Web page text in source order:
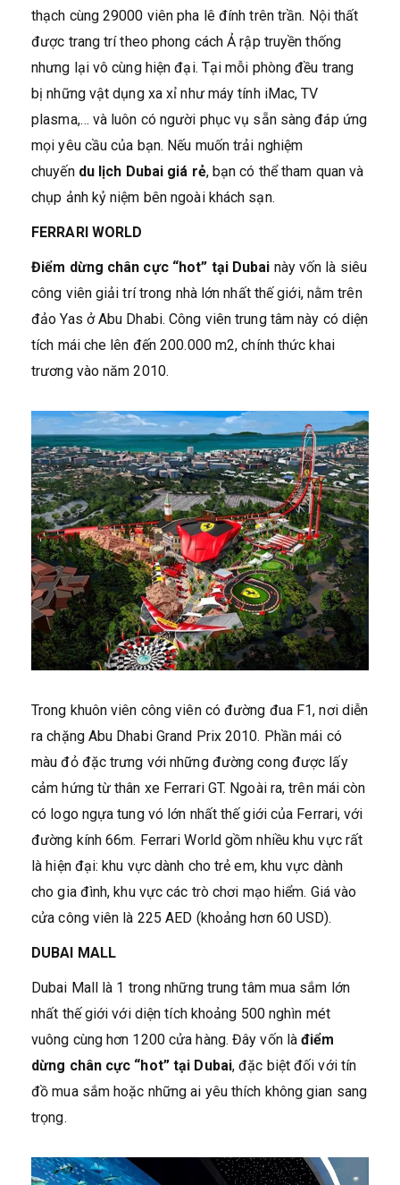
thạch cùng 29000 viên pha lê đính trên trần. Nội thất
được trang trí theo phong cách Ả rập truyền thống
nhưng lại vô cùng hiện đại. Tại mỗi phòng đều trang
bị những vật dụng xa xỉ như máy tính iMac, TV
plasma,… và luôn có người phục vụ sẵn sàng đáp ứng
mọi yêu cầu của bạn. Nếu muốn trải nghiệm
chuyến du lịch Dubai giá rẻ, bạn có thể tham quan và
chụp ảnh kỷ niệm bên ngoài khách sạn.
FERRARI WORLD
Điểm dừng chân cực “hot” tại Dubai này vốn là siêu
công viên giải trí trong nhà lớn nhất thế giới, nằm trên
đảo Yas ở Abu Dhabi. Công viên trung tâm này có diện
tích mái che lên đến 200.000 m2, chính thức khai
trương vào năm 2010.
Trong khuôn viên công viên có đường đua F1, nơi diễn
ra chặng Abu Dhabi Grand Prix 2010. Phần mái có
màu đỏ đặc trưng với những đường cong được lấy
cảm hứng từ thân xe Ferrari GT. Ngoài ra, trên mái còn
có logo ngựa tung vó lớn nhất thế giới của Ferrari, với
đường kính 66m. Ferrari World gồm nhiều khu vực rất
là hiện đại: khu vực dành cho trẻ em, khu vực dành
cho gia đình, khu vực các trò chơi mạo hiểm. Giá vào
cửa công viên là 225 AED (khoảng hơn 60 USD).
DUBAI MALL
Dubai Mall là 1 trong những trung tâm mua sắm lớn
nhất thế giới với diện tích khoảng 500 nghìn mét
vuông cùng hơn 1200 cửa hàng. Đây vốn là điểm
dừng chân cực “hot” tại Dubai, đặc biệt đối với tín
đồ mua sắm hoặc những ai yêu thích không gian sang
trọng.